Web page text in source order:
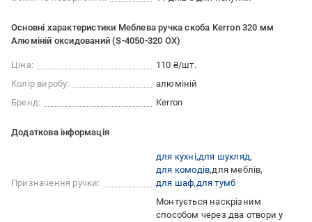
Основні характеристики Меблева ручка скоба Kerron 320 мм
Алюміній оксидований (S-4050-320 OX)
Ціна:
110 ₴/шт.
Колір виробу:
алюміній
Бренд:
Kerron
Додаткова інформація
Призначення ручки:
для кухні для шухляд
для комодів для меблів
для шаф для тумб
Монтується наскрізним
способом через два отвори у